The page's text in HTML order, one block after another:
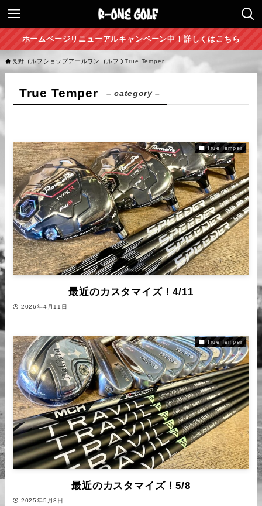
ホームページリニューアルキャンペーン中！詳しくはこちら
長野ゴルフショップアールワンゴルフ True Temper
True Temper – category –
True Temper
最近のカスタマイズ！4/11
2026年4月11日
True Temper
最近のカスタマイズ！5/8
2025年5月8日